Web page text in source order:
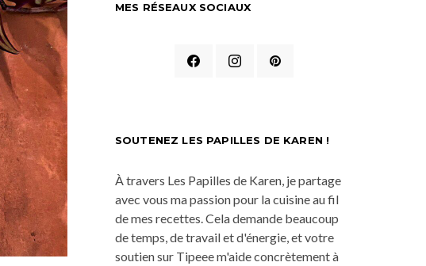
MES RÉSEAUX SOCIAUX
SOUTENEZ LES PAPILLES DE KAREN !
À travers Les Papilles de Karen, je partage
avec vous ma passion pour la cuisine au fil
de mes recettes. Cela demande beaucoup
de temps, de travail et d'énergie, et votre
soutien sur Tipeee m'aide concrètement à